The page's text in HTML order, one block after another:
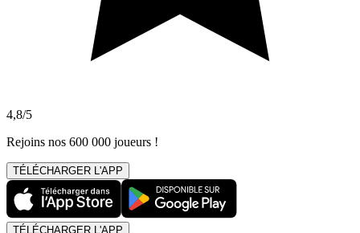
4,8/5
Rejoins nos 600 000 joueurs !
TÉLÉCHARGER L'APP
TÉLÉCHARGER L'APP